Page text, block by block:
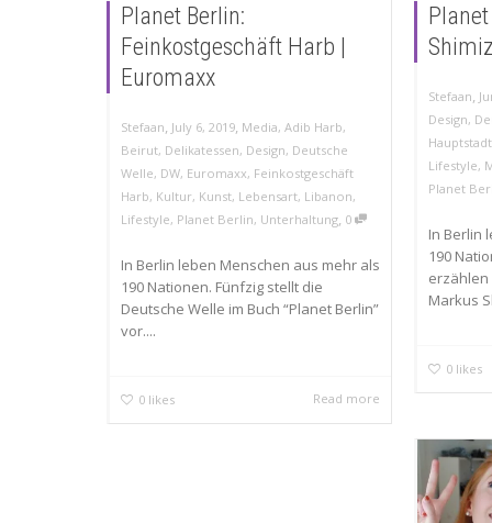
Planet Berlin:
Feinkostgeschäft Harb |
Euromaxx
Stefaan, July 6, 2019, Media, Adib Harb,
Beirut, Delikatessen, Design, Deutsche
Welle, DW, Euromaxx, Feinkostgeschäft
Harb, Kultur, Kunst, Lebensart, Libanon,
Lifestyle, Planet Berlin, Unterhaltung, 0
In Berlin leben Menschen aus mehr als
190 Nationen. Fünfzig stellt die
Deutsche Welle im Buch “Planet Berlin”
vor....
0 likes Read more
Stefaan,
Design,
Hauptstadt
Lifestyle,
Planet
In Berlin
190
erzählen
Markus
0 likes